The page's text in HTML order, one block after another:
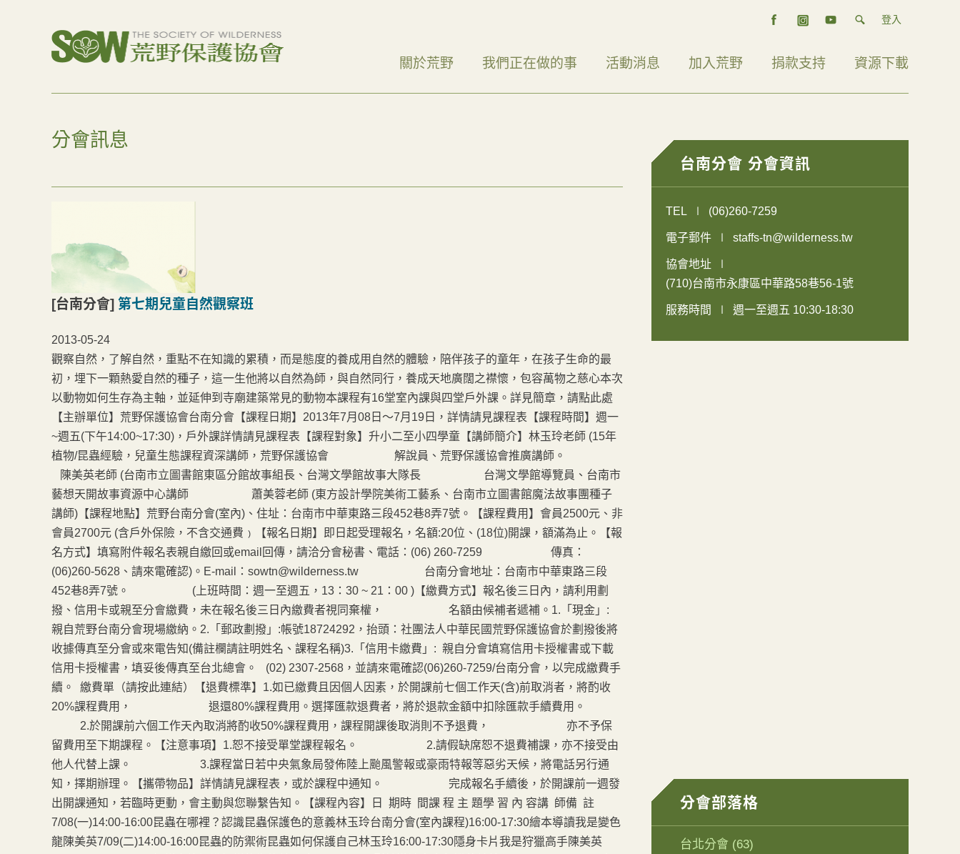
登入
關於荒野 我們正在做的事 活動消息 加入荒野 捐款支持 資源下載
分會訊息
[台南分會] 第七期兒童自然觀察班
2013-05-24
觀察自然，了解自然，重點不在知識的累積，而是態度的養成用自然的體驗，陪伴孩子的童年，在孩子生命的最
初，埋下一顆熱愛自然的種子，這一生他將以自然為師，與自然同行，養成天地廣闊之襟懷，包容萬物之慈心本次
以動物如何生存為主軸，並延伸到寺廟建築常見的動物本課程有16堂室內課與四堂戶外課。詳見簡章，請點此處
【主辦單位】荒野保護協會台南分會【課程日期】2013年7月08日～7月19日，詳情請見課程表【課程時間】週一
~週五(下午14:00~17:30)，戶外課詳情請見課程表【課程對象】升小二至小四學童【講師簡介】林玉玲老師 (15年
植物/昆蟲經驗，兒童生態課程資深講師，荒野保護協會 解說員、荒野保護協會推廣講師。
陳美英老師 (台南市立圖書館東區分館故事組長、台灣文學館故事大隊長 台灣文學館導覽員、台南市
藝想天開故事資源中心講師 蕭美蓉老師 (東方設計學院美術工藝系、台南市立圖書館魔法故事團種子
講師)【課程地點】荒野台南分會(室內)、住址：台南市中華東路三段452巷8弄7號。【課程費用】會員2500元、非
會員2700元 (含戶外保險，不含交通費﹚【報名日期】即日起受理報名，名額:20位、(18位)開課，額滿為止。【報
名方式】填寫附件報名表親自繳回或email回傳，請洽分會秘書、電話：(06) 260-7259 傳真：
(06)260-5628、請來電確認)。E-mail：sowtn@wilderness.tw 台南分會地址：台南市中華東路三段
452巷8弄7號。 (上班時間：週一至週五，13：30 ~ 21：00 )【繳費方式】報名後三日內，請利用劃
撥、信用卡或親至分會繳費，未在報名後三日內繳費者視同棄權， 名額由候補者遞補。1.「現金」:
親自荒野台南分會現場繳納。2.「郵政劃撥」:帳號18724292，抬頭：社團法人中華民國荒野保護協會於劃撥後將
收據傳真至分會或來電告知(備註欄請註明姓名、課程名稱)3.「信用卡繳費」: 親自分會填寫信用卡授權書或下載
信用卡授權書，填妥後傳真至台北總會。 (02) 2307-2568，並請來電確認(06)260-7259/台南分會，以完成繳費手
續。 繳費單（請按此連結）【退費標準】1.如已繳費且因個人因素，於開課前七個工作天(含)前取消者，將酌收
20%課程費用， 退還80%課程費用。選擇匯款退費者，將於退款金額中扣除匯款手續費用。
2.於開課前六個工作天內取消將酌收50%課程費用，課程開課後取消則不予退費， 亦不予保
留費用至下期課程。【注意事項】1.恕不接受單堂課程報名。 2.請假缺席恕不退費補課，亦不接受由
他人代替上課。 3.課程當日若中央氣象局發佈陸上颱風警報或豪雨特報等惡劣天候，將電話另行通
知，擇期辦理。【攜帶物品】詳情請見課程表，或於課程中通知。 完成報名手續後，於開課前一週發
出開課通知，若臨時更動，會主動與您聯繫告知。【課程內容】日 期時 間課 程 主 題學 習 內 容講 師備 註
7/08(一)14:00-16:00昆蟲在哪裡？認識昆蟲保護色的意義林玉玲台南分會(室內課程)16:00-17:30繪本導讀我是變色
龍陳美英7/09(二)14:00-16:00昆蟲的防禦術昆蟲如何保護自己林玉玲16:00-17:30隱身卡片我是狩獵高手陳美英
台南分會 分會資訊
TEL (06)260-7259
電子郵件 staffs-tn@wilderness.tw
協會地址
(710)台南市永康區中華路58巷56-1號
服務時間 週一至週五 10:30-18:30
分會部落格
台北分會 (63)